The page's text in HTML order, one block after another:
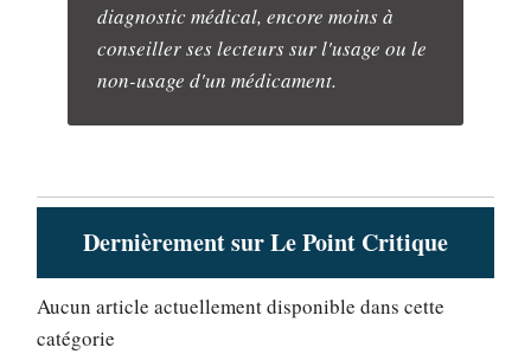
diagnostic médical, encore moins à
conseiller ses lecteurs sur l'usage ou le
non-usage d'un médicament.
Dernièrement sur Le Point Critique
Aucun article actuellement disponible dans cette
catégorie